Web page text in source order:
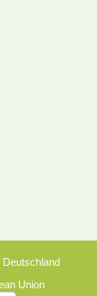
Deutschland
Union